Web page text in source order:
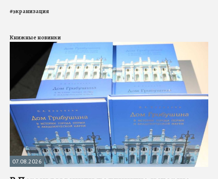
#экранизация
Книжные новинки
07.08.2026